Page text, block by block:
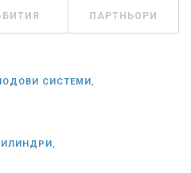
ПАРТНЬОРИ
СИСТЕМИ,